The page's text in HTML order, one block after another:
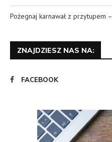
Pożegnaj karnawał z przytupem
ZNAJDZIESZ NAS NA:
FACEBOOK